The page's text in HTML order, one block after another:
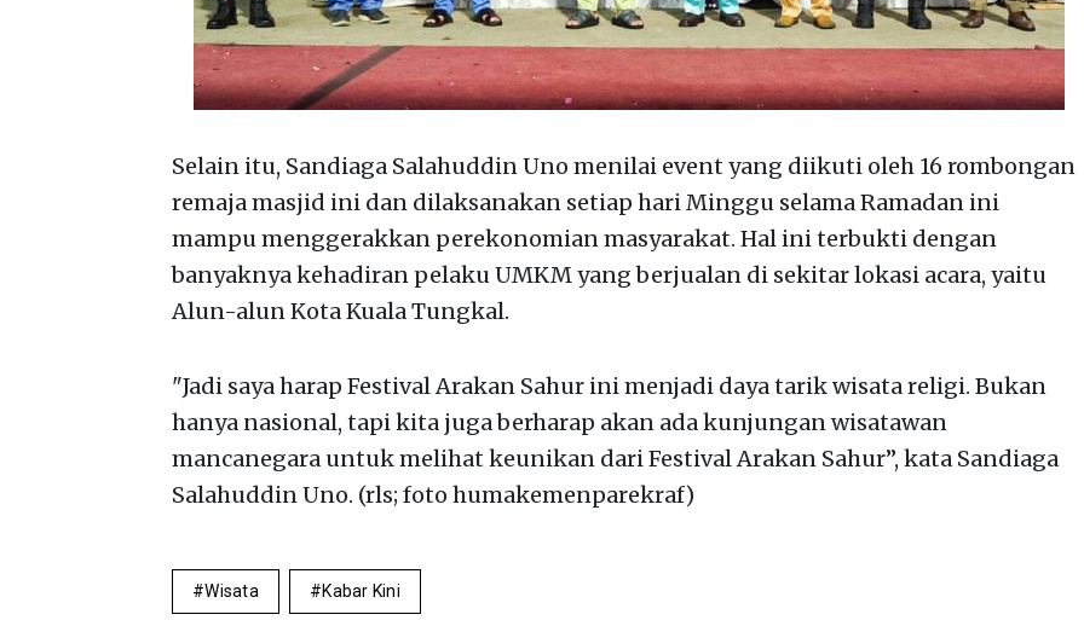
Selain itu, Sandiaga Salahuddin Uno menilai event yang diikuti oleh 16 rombongan
remaja masjid ini dan dilaksanakan setiap hari Minggu selama Ramadan ini
mampu menggerakkan perekonomian masyarakat. Hal ini terbukti dengan
banyaknya kehadiran pelaku UMKM yang berjualan di sekitar lokasi acara, yaitu
Alun-alun Kota Kuala Tungkal.
"Jadi saya harap Festival Arakan Sahur ini menjadi daya tarik wisata religi. Bukan
hanya nasional, tapi kita juga berharap akan ada kunjungan wisatawan
mancanegara untuk melihat keunikan dari Festival Arakan Sahur”, kata Sandiaga
Salahuddin Uno. (rls; foto humakemenparekraf)
Wisata Kabar Kini